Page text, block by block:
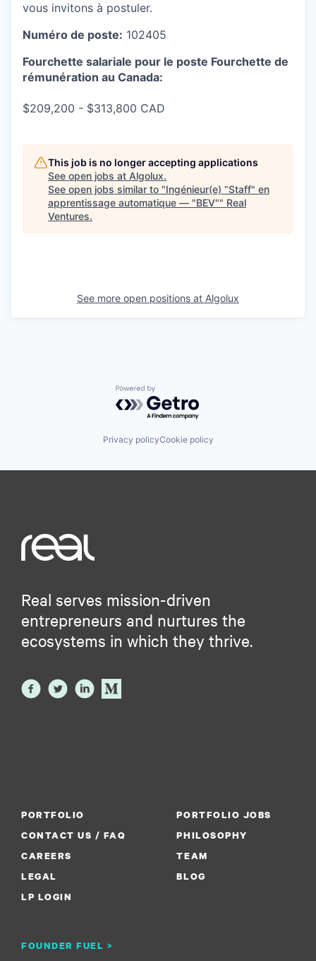
vous invitons à postuler.
Numéro de poste: 102405
Fourchette salariale pour le poste Fourchette de
rémunération au Canada:
$209,200 - $313,800 CAD
This job is no longer accepting applications
See open jobs at Algolux.
See open jobs similar to "Ingénieur(e) “Staff" en
apprentissage automatique — "BEV"" Real
Ventures.
See more open positions at Algolux
Powered by Getro.com
Privacy policyCookie policy
Real serves mission-driven
entrepreneurs and nurtures the
ecosystems in which they thrive.
PORTFOLIO
PORTFOLIO JOBS
CONTACT US / FAQ
PHILOSOPHY
CAREERS
FOUNDER FUEL >
TEAM
LEGAL
BLOG
LP LOGIN